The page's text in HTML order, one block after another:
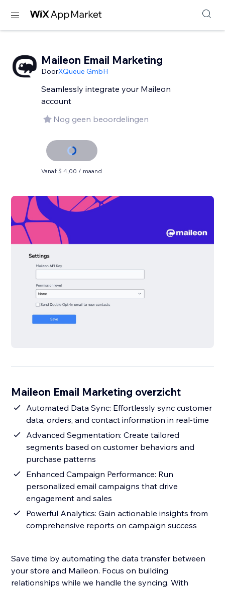
Maileon Email Marketing
DoorXQueue GmbH
Seamlessly integrate your Maileon
account
Nog geen beoordelingen
Vanaf $ 4,00 / maand
Maileon Email Marketing overzicht
Automated Data Sync: Effortlessly sync customer
data, orders, and contact information in real-time
Advanced Segmentation: Create tailored
segments based on customer behaviors and
purchase patterns
Enhanced Campaign Performance: Run
personalized email campaigns that drive
engagement and sales
Powerful Analytics: Gain actionable insights from
comprehensive reports on campaign success
Save time by automating the data transfer between
your store and Maileon. Focus on building
relationships while we handle the syncing. With